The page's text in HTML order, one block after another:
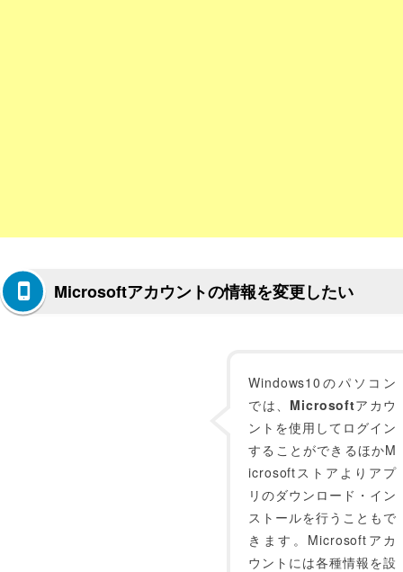
Microsoftアカウントの情報を変更したい
Windows10のパソコン
では、 Microsoftアカウ
ントを使用してログイン
することができるほかM
icrosoftストアよりアプ
リのダウンロード・イン
ストールを行うこともで
きます。Microsoftアカ
ウントには各種情報を設